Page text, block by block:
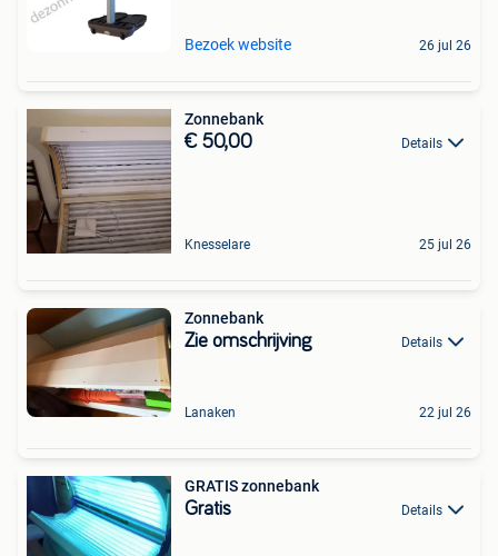
Bezoek website 26 jul 26
Zonnebank
€ 50,00 Details
Knesselare 25 jul 26
Zonnebank
Zie omschrijving Details
Lanaken 22 jul 26
GRATIS zonnebank
Gratis Details